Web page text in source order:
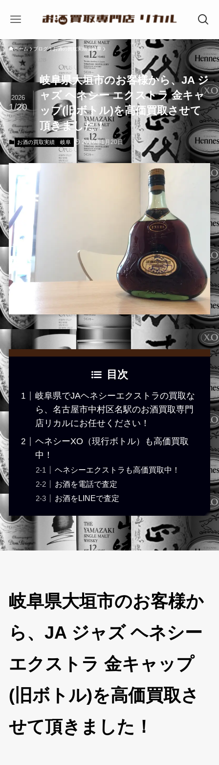
ホーム ブログ お酒の買取実績 岐阜
岐阜県大垣市のお客様から、JA ジ
ャズ ヘネシー エクストラ 金キャ
ップ(旧ボトル)を高価買取させて
頂きました！
2026
1/20
お酒の買取実績 岐阜 2026年1月20日
目次
岐阜県でJAヘネシーエクストラの買取な
ら、名古屋市中村区名駅のお酒買取専門
店リカルにお任せください！
ヘネシーXO（現行ボトル）も高価買取
中！
ヘネシーエクストラも高価買取中！
お酒を電話で査定
お酒をLINEで査定
岐阜県大垣市のお客様か
ら、JA ジャズ ヘネシー
エクストラ 金キャップ
(旧ボトル)を高価買取さ
せて頂きました！